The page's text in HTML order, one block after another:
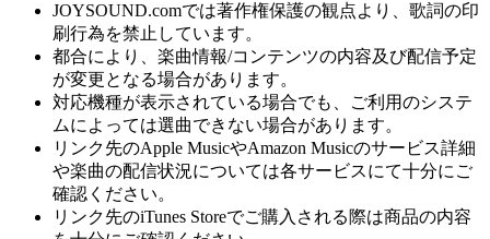
JOYSOUND.comでは著作権保護の観点より、歌詞の印
刷行為を禁止しています。
都合により、楽曲情報/コンテンツの内容及び配信予定
が変更となる場合があります。
対応機種が表示されている場合でも、ご利用のシステ
ムによっては選曲できない場合があります。
リンク先のApple MusicやAmazon Musicのサービス詳細
や楽曲の配信状況については各サービスにて十分にご
確認ください。
リンク先のiTunes Storeでご購入される際は商品の内容